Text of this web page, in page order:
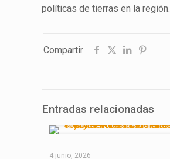
políticas de tierras en la región.
Compartir
Entradas relacionadas
4 junio, 2026